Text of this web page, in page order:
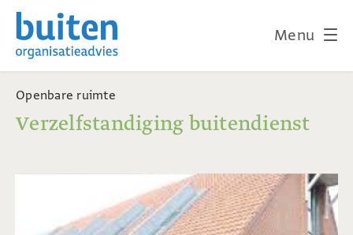
Menu
Openbare ruimte
Verzelfstandiging buitendienst